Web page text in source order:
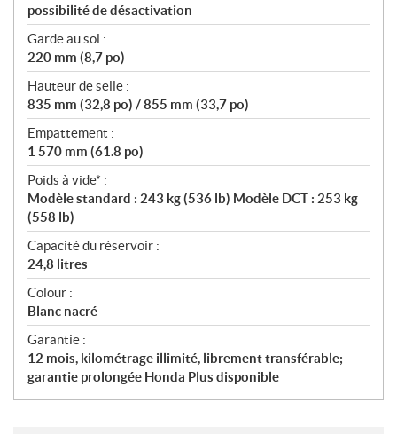
possibilité de désactivation
Garde au sol :
220 mm (8,7 po)
Hauteur de selle :
835 mm (32,8 po) / 855 mm (33,7 po)
Empattement :
1 570 mm (61.8 po)
Poids à vide* :
Modèle standard : 243 kg (536 lb) Modèle DCT : 253 kg
(558 lb)
Capacité du réservoir :
24,8 litres
Colour :
Blanc nacré
Garantie :
12 mois, kilométrage illimité, librement transférable;
garantie prolongée Honda Plus disponible